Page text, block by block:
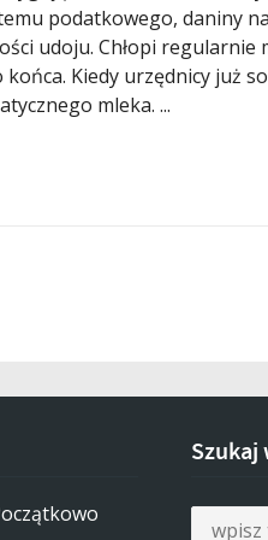
podatkowego, daniny
udoju. Chłopi regularnie
Kiedy urzędnicy już
mleka. ...